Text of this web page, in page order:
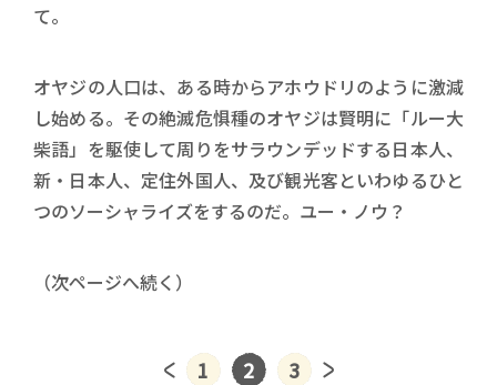
て。
オヤジの人口は、ある時からアホウドリのように激減
し始める。その絶滅危惧種のオヤジは賢明に「ルー大
柴語」を駆使して周りをサラウンデッドする日本人、
新・日本人、定住外国人、及び観光客といわゆるひと
つのソーシャライズをするのだ。ユー・ノウ？
（次ページへ続く）
1 2 3